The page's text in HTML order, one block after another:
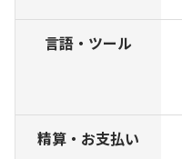
言語・ツール
精算・お支払い